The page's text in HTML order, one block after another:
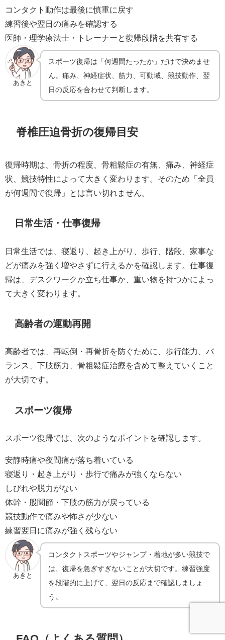
コンタクト動作は最後に慎重に戻す
練習後や翌日の痛みを確認する
医師・理学療法士・トレーナーと復帰段階を共有する
あきと
スポーツ復帰は「何週間たったか」だけで決めませ
ん。痛み、神経症状、筋力、可動域、競技動作、翌
日の反応を合わせて判断します。
脊椎圧迫骨折の復帰目安
復帰時期は、骨折の程度、骨粗鬆症の有無、痛み、神経症
状、競技特性によって大きく変わります。そのため「全員
が何週間で復帰」とは言い切れません。
日常生活・仕事復帰
日常生活では、寝返り、起き上がり、歩行、階段、家事な
どが痛みを強く増やさずに行えるかを確認します。仕事復
帰は、デスクワークか立ち仕事か、重い物を持つかによっ
て大きく変わります。
高齢者の運動再開
高齢者では、再転倒・再骨折を防ぐために、歩行能力、バ
ランス、下肢筋力、骨粗鬆症治療を含めて整えていくこと
が大切です。
スポーツ復帰
スポーツ復帰では、次のようなポイントを確認します。
安静時痛や夜間痛が落ち着いている
寝返り・起き上がり・歩行で痛みが強くならない
しびれや脱力がない
体幹・股関節・下肢の筋力が戻っている
競技動作で痛みや怖さが少ない
練習翌日に痛みが強く残らない
あきと
コンタクトスポーツやジャンプ・着地が多い競技で
は、復帰を急ぎすぎないことが大切です。練習強度
を段階的に上げて、翌日の反応まで確認しましょ
う。